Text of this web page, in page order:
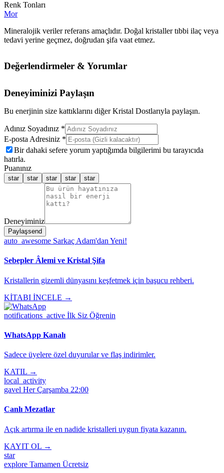
Renk Tonları
Mor
Mineralojik veriler referans amaçlıdır. Doğal kristaller tıbbi ilaç veya
tedavi yerine geçmez, doğrudan şifa vaat etmez.
Değerlendirmeler & Yorumlar
Deneyiminizi Paylaşın
Bu enerjinin size kattıklarını diğer Kristal Dostlarıyla paylaşın.
Adınız Soyadınız *
E-posta Adresiniz *
Bir dahaki sefere yorum yaptığımda bilgilerimi bu tarayıcıda
hatırla.
Puanınız
star star star star star
Deneyiminiz
Paylaşsend
auto_awesome Sarkaç Adam'dan Yeni!
Sebepler Âlemi ve Kristal Şifa
Kristallerin gizemli dünyasını keşfetmek için başucu rehberi.
KİTABI İNCELE →
notifications_active İlk Siz Öğrenin
WhatsApp Kanalı
Sadece üyelere özel duyurular ve flaş indirimler.
KATIL →
local_activity
gavel Her Çarşamba 22:00
Canlı Mezatlar
Açık artırma ile en nadide kristalleri uygun fiyata kazanın.
KAYIT OL →
star
explore Tamamen Ücretsiz